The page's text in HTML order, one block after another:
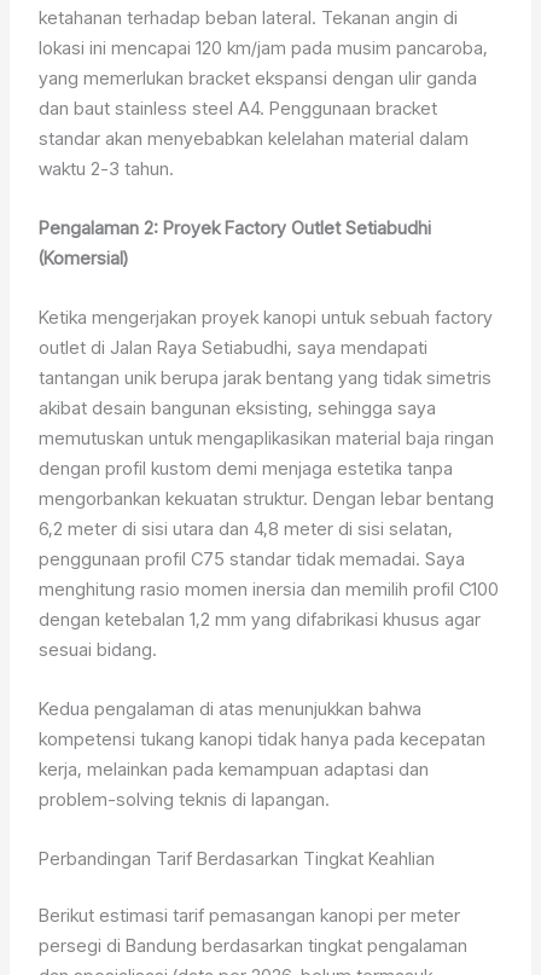
ketahanan terhadap beban lateral. Tekanan angin di
lokasi ini mencapai 120 km/jam pada musim pancaroba,
yang memerlukan bracket ekspansi dengan ulir ganda
dan baut stainless steel A4. Penggunaan bracket
standar akan menyebabkan kelelahan material dalam
waktu 2-3 tahun.
Pengalaman 2: Proyek Factory Outlet Setiabudhi
(Komersial)
Ketika mengerjakan proyek kanopi untuk sebuah factory
outlet di Jalan Raya Setiabudhi, saya mendapati
tantangan unik berupa jarak bentang yang tidak simetris
akibat desain bangunan eksisting, sehingga saya
memutuskan untuk mengaplikasikan material baja ringan
dengan profil kustom demi menjaga estetika tanpa
mengorbankan kekuatan struktur. Dengan lebar bentang
6,2 meter di sisi utara dan 4,8 meter di sisi selatan,
penggunaan profil C75 standar tidak memadai. Saya
menghitung rasio momen inersia dan memilih profil C100
dengan ketebalan 1,2 mm yang difabrikasi khusus agar
sesuai bidang.
Kedua pengalaman di atas menunjukkan bahwa
kompetensi tukang kanopi tidak hanya pada kecepatan
kerja, melainkan pada kemampuan adaptasi dan
problem-solving teknis di lapangan.
Perbandingan Tarif Berdasarkan Tingkat Keahlian
Berikut estimasi tarif pemasangan kanopi per meter
persegi di Bandung berdasarkan tingkat pengalaman